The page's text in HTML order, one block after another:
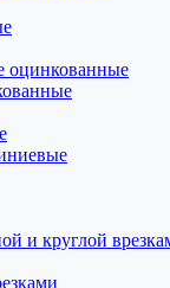
оцинкованные
и круглой